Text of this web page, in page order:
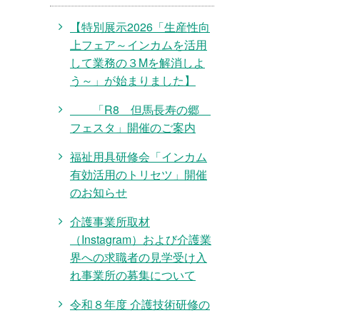
【特別展示2026「生産性向
上フェア～インカムを活用
して業務の３Mを解消しよ
う～」が始まりました】
「R8 但馬長寿の郷
フェスタ」開催のご案内
福祉用具研修会「インカム
有効活用のトリセツ」開催
のお知らせ
介護事業所取材
（Instagram）および介護業
界への求職者の見学受け入
れ事業所の募集について
令和８年度 介護技術研修の